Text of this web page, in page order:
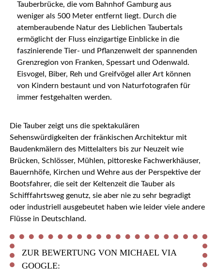
Tauberbrücke, die vom Bahnhof Gamburg aus
weniger als 500 Meter entfernt liegt. Durch die
atemberaubende Natur des Lieblichen Taubertals
ermöglicht der Fluss einzigartige Einblicke in die
faszinierende Tier- und Pflanzenwelt der spannenden
Grenzregion von Franken, Spessart und Odenwald.
Eisvogel, Biber, Reh und Greifvögel aller Art können
von Kindern bestaunt und von Naturfotografen für
immer festgehalten werden.
Die Tauber zeigt uns die spektakulären
Sehenswürdigkeiten der fränkischen Architektur mit
Baudenkmälern des Mittelalters bis zur Neuzeit wie
Brücken, Schlösser, Mühlen, pittoreske Fachwerkhäuser,
Bauernhöfe, Kirchen und Wehre aus der Perspektive der
Bootsfahrer, die seit der Keltenzeit die Tauber als
Schifffahrtsweg genutz, sie aber nie zu sehr begradigt
oder industriell ausgebeutet haben wie leider viele andere
Flüsse in Deutschland.
ZUR BEWERTUNG VON MICHAEL VIA
GOOGLE: